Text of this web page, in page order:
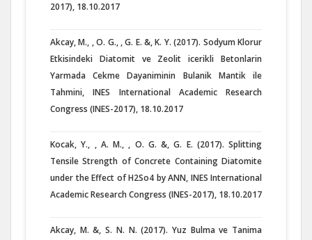
2017), 18.10.2017
Akcay, M., , O. G., , G. E. &, K. Y. (2017). Sodyum Klorur
Etkisindeki Diatomit ve Zeolit icerikli Betonlarin
Yarmada Cekme Dayaniminin Bulanik Mantik ile
Tahmini, INES International Academic Research
Congress (INES-2017), 18.10.2017
Kocak, Y., , A. M., , O. G. &, G. E. (2017). Splitting
Tensile Strength of Concrete Containing Diatomite
under the Effect of H2So4 by ANN, INES International
Academic Research Congress (INES-2017), 18.10.2017
Akcay, M. &, S. N. N. (2017). Yuz Bulma ve Tanima